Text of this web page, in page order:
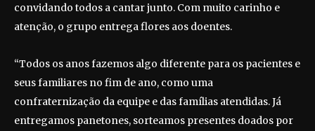
convidando todos a cantar junto. Com muito carinho e
atenção, o grupo entrega flores aos doentes.
“Todos os anos fazemos algo diferente para os pacientes e
seus familiares no fim de ano, como uma
confraternização da equipe e das famílias atendidas. Já
entregamos panetones, sorteamos presentes doados por